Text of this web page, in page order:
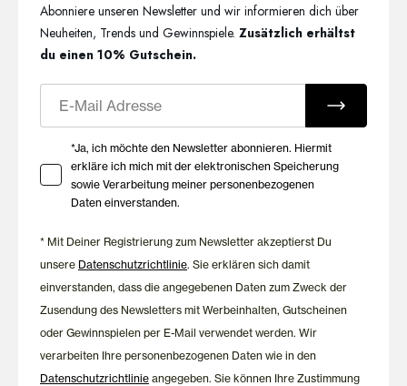
besonders weiche Haptik und unterstützen nach
Herstellerangaben ein effizientes Feuchtigkeitsmanagement.
Dadurch fühlt sich die Herrenunterwäsche angenehm auf der
Tragekomfort. Gemeinsam mit den durchdachten Passformen
Zeitlose Qualität von HUBER
Komfort, Qualität und zeitloses Design miteinander zu
verbinden. Die Cool Lyocell Kollektion überzeugt durch
hochwertige Materialien, langlebige Verarbeitung und eine
angenehme Passform. So entstehen zeitlose Lieblingsstücke,
Abonniere unseren Newsletter und wir informieren dich über
Neuheiten, Trends und Gewinnspiele.Zusätzlich erhältst
du einen 10% Gutschein.
Ihre Zustimmung zu Marketing E-Mails
*Ja, ich möchte den Newsletter abonnieren. Hiermit
erkläre ich mich mit der elektronischen Speicherung
sowie Verarbeitung meiner personenbezogenen
Daten einverstanden.
* Mit Deiner Registrierung zum Newsletter akzeptierst Du
unsere Datenschutzrichtlinie. Sie erklären sich damit
einverstanden, dass die angegebenen Daten zum Zweck der
Zusendung des Newsletters mit Werbeinhalten, Gutscheinen
oder Gewinnspielen per E-Mail verwendet werden. Wir
verarbeiten Ihre personenbezogenen Daten wie in den
Datenschutzrichtlinie angegeben. Sie können Ihre Zustimmung